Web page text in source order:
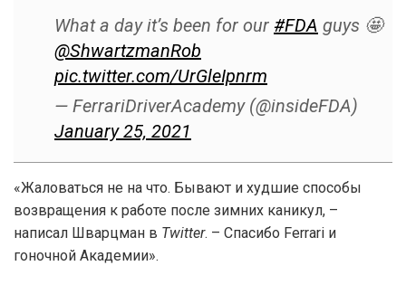
What a day it’s been for our #FDA guys 🤩
@ShwartzmanRob
pic.twitter.com/UrGleIpnrm
— FerrariDriverAcademy (@insideFDA)
January 25, 2021
«Жаловаться не на что. Бывают и худшие способы
возвращения к работе после зимних каникул, –
написал Шварцман в Twitter. – Спасибо Ferrari и
гоночной Академии».